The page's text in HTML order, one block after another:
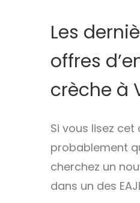
Les
offres
crèche à
Si vous lisez cet
probablement
cherchez un
dans un des